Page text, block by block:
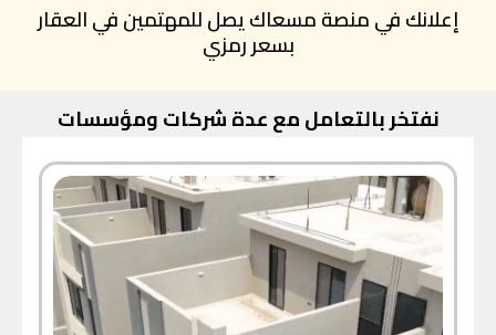
إعلانك في منصة مسعاك يصل للمهتمين في العقار
بسعر رمزي
نفتخر بالتعامل مع عدة شركات ومؤسسات